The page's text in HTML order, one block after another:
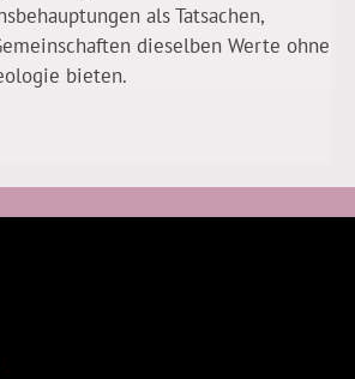
als Tatsachen,
dieselben Werte ohne
bieten.